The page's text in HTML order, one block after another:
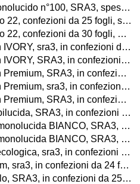
350 gr Cartone GRIGIO monolucido n°100, SRA3, spessore 0,5mm, in pacchi da 50 fogli
350 gr Cordenons, Notturno 22, confezioni da 25 fogli, sra3
350 gr Cordenons, Notturno 22, confezioni da 30 fogli, SRA3
350 gr Favini, BiancoFlash IVORY, sra3, in confezioni da 25 fogli
350 gr Favini, BiancoFlash IVORY, SRA3, in confezioni da 100 fogli
350 gr Favini, BiancoFlash Premium, SRA3, in confezioni da 25 fogli o 25 buste
350 gr Favini, BiancoFlash Premium, sra3, in confezioni da 25 fogli o da 25 buste
350 gr Favini, BiancoFlash Premium, SRA3, in confezioni da 100 fogli o da 25 buste
350 gr Favini, BindaKote, bilucida, SRA3, in confezioni da 25 fogli
350 gr Favini, BindaKote, monolucida BIANCO, SRA3, in confezioni da 60 fogli
350 gr Favini, BindaKote, monolucida BIANCO, SRA3, in confezioni da 100 fogli
350 gr Favini, Shiro, alga ecologica, sra3, in confezioni da 25 fogli
350 gr Favini, SUMO 0,5mm, sra3, in confezioni da 24 fogli
350 gr Fedrigoni, Acquerello, SRA3, in confezioni da 25 fogli